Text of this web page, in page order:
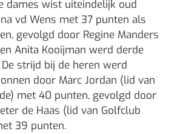
dames wist uiteindelijk oud
vd Wens met 37 punten als
gevolgd door Regine Manders
Anita Kooijman werd derde
strijd bij de heren werd
door Marc Jordan (lid van
met 40 punten, gevolgd door
de Haas (lid van Golfclub
39 punten.